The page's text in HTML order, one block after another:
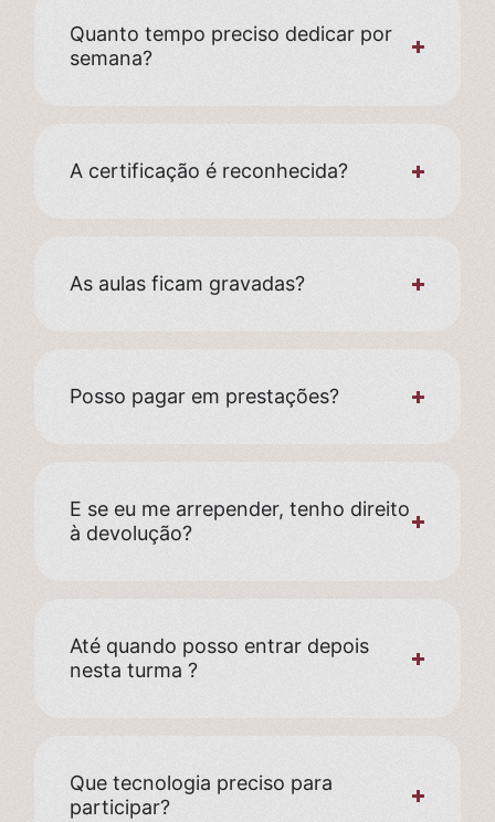
Quanto tempo preciso dedicar por
semana?
A certificação é reconhecida?
As aulas ficam gravadas?
Posso pagar em prestações?
E se eu me arrepender, tenho direito
à devolução?
Até quando posso entrar depois
nesta turma ?
Que tecnologia preciso para
participar?